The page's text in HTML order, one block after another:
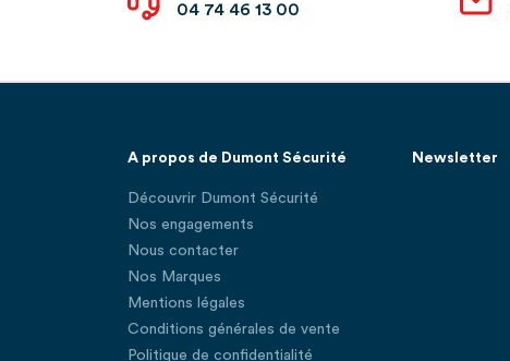
04 74 46 13 00
A propos de Dumont Sécurité
Découvrir Dumont Sécurité
Nos engagements
Nous contacter
Nos Marques
Mentions légales
Conditions générales de vente
Politique de confidentialité
Newsletter